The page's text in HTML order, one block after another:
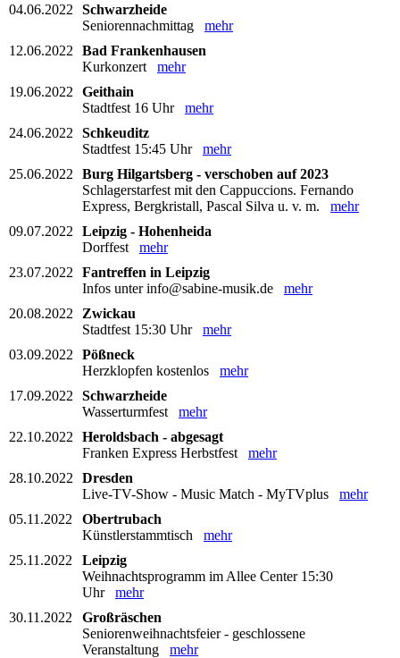
04.06.2022
Schwarzheide
Seniorennachmittag mehr
12.06.2022
Bad Frankenhausen
Kurkonzert mehr
19.06.2022
Geithain
Stadtfest 16 Uhr mehr
24.06.2022
Schkeuditz
Stadtfest 15:45 Uhr mehr
25.06.2022
Burg Hilgartsberg - verschoben auf 2023
Schlagerstarfest mit den Cappuccions. Fernando
Express, Bergkristall, Pascal Silva u. v. m. mehr
09.07.2022
Leipzig - Hohenheida
Dorffest mehr
23.07.2022
Fantreffen in Leipzig
Infos unter info@sabine-musik.de mehr
20.08.2022
Zwickau
Stadtfest 15:30 Uhr mehr
03.09.2022
Pößneck
Herzklopfen kostenlos mehr
17.09.2022
Schwarzheide
Wasserturmfest mehr
22.10.2022
Heroldsbach - abgesagt
Franken Express Herbstfest mehr
28.10.2022
Dresden
Live-TV-Show - Music Match - MyTVplus mehr
05.11.2022
Obertrubach
Künstlerstammtisch mehr
25.11.2022
Leipzig
Weihnachtsprogramm im Allee Center 15:30
Uhr mehr
30.11.2022
Großräschen
Seniorenweihnachtsfeier - geschlossene
Veranstaltung mehr